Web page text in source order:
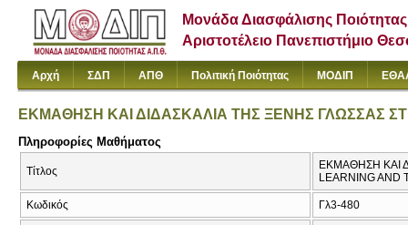
Μονάδα Διασφάλισης Ποιότητας
Αριστοτέλειο Πανεπιστήμιο
Αρχή ΣΔΠ ΑΠΘ Πολιτική Ποιότητας ΜΟΔΙΠ
ΕΚΜΑΘΗΣΗ ΚΑΙ ΔΙΔΑΣΚΑΛΙΑ ΤΗΣ ΞΕΝΗΣ ΓΛΩΣΣΑΣ
Πληροφορίες Μαθήματος
Τίτλος
ΕΚΜΑΘΗΣΗ ΚΑΙ
LEARNING AND
Κωδικός Γλ3-480